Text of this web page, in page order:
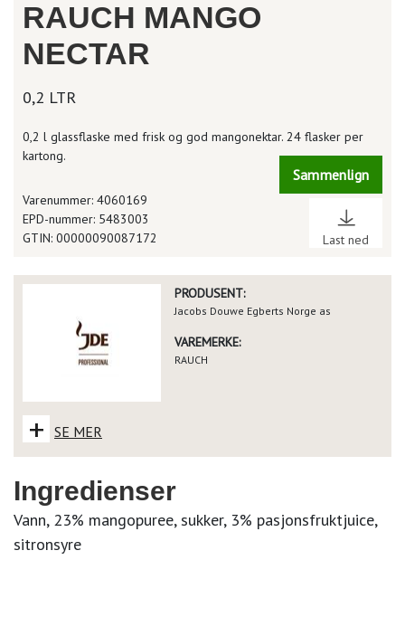
RAUCH MANGO
NECTAR
0,2 LTR
0,2 l glassflaske med frisk og god mangonektar. 24 flasker per
kartong.
Sammenlign
Last ned
Varenummer: 4060169
EPD-nummer: 5483003
GTIN: 00000090087172
PRODUSENT:
Jacobs Douwe Egberts Norge as
VAREMERKE:
RAUCH
+ SE MER
Ingredienser
Vann, 23% mangopuree, sukker, 3% pasjonsfruktjuice,
sitronsyre